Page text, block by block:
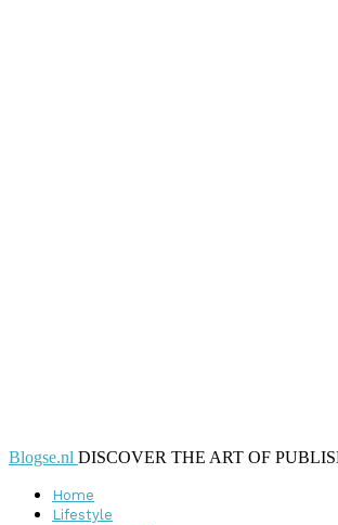
Blogse.nl DISCOVER THE ART OF
Home
Lifestyle